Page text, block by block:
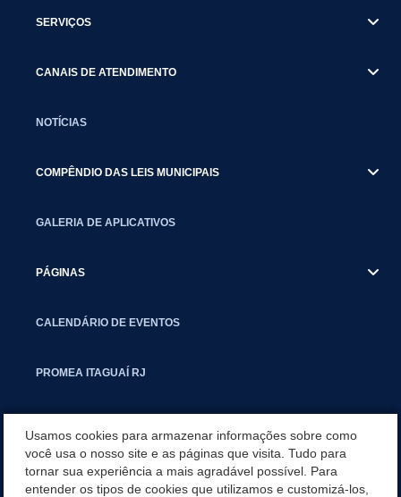
SERVIÇOS
CANAIS DE ATENDIMENTO
NOTÍCIAS
COMPÊNDIO DAS LEIS MUNICIPAIS
GALERIA DE APLICATIVOS
PÁGINAS
CALENDÁRIO DE EVENTOS
PROMEA ITAGUAÍ RJ
SITEMAP
Usamos cookies para armazenar informações sobre como
você usa o nosso site e as páginas que visita. Tudo para
tornar sua experiência a mais agradável possível. Para
entender os tipos de cookies que utilizamos e customizá-los,